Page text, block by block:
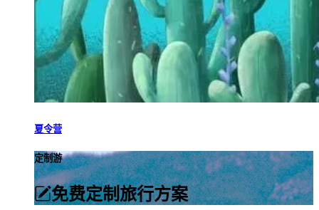
夏令营
定制游
免费定制旅行方案